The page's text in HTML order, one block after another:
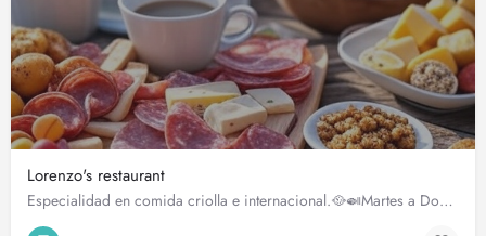
Lorenzo's restaurant
Especialidad en comida criolla e internacional.🥘🍛Martes a Domingo Servicio domicilio🛵 Horario r.…